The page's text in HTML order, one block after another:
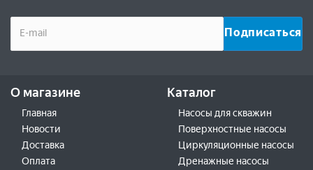
О магазине
Главная
Новости
Доставка
Оплата
Каталог
Насосы для скважин
Поверхностные насосы
Циркуляционные насосы
Дренажные насосы